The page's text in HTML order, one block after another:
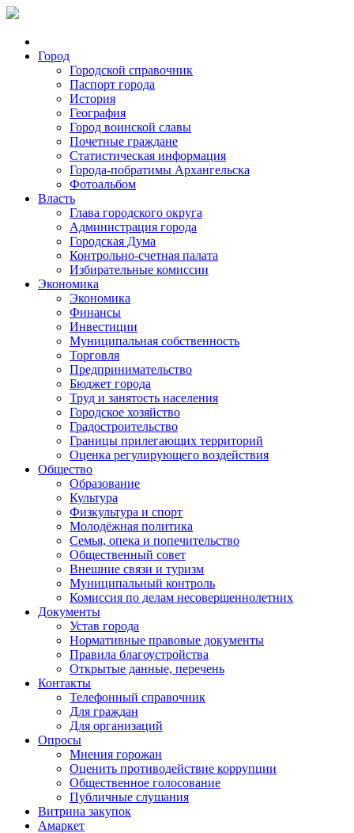
Город
Городской справочник
Паспорт города
История
География
Город воинской славы
Почетные граждане
Статистическая информация
Города-побратимы Архангельска
Фотоальбом
Власть
Глава городского округа
Администрация города
Городская Дума
Контрольно-счетная палата
Избирательные комиссии
Экономика
Экономика
Финансы
Инвестиции
Муниципальная собственность
Торговля
Предпринимательство
Бюджет города
Труд и занятость населения
Городское хозяйство
Градостроительство
Границы прилегающих территорий
Оценка регулирующего воздействия
Общество
Образование
Культура
Физкультура и спорт
Молодёжная политика
Семья, опека и попечительство
Общественный совет
Внешние связи и туризм
Муниципальный контроль
Комиссия по делам несовершеннолетних
Документы
Устав города
Нормативные правовые документы
Правила благоустройства
Открытые данные, перечень
Контакты
Телефонный справочник
Для граждан
Для организаций
Опросы
Мнения горожан
Оценить противодействие коррупции
Общественное голосование
Публичные слушания
Витрина закупок
Амаркет